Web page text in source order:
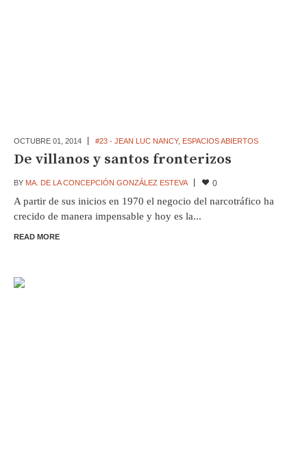
OCTUBRE 01, 2014 #23 - JEAN LUC NANCY, ESPACIOS ABIERTOS
De villanos y santos fronterizos
BY MA. DE LA CONCEPCIÓN GONZÁLEZ ESTEVA 0
A partir de sus inicios en 1970 el negocio del narcotráfico ha
crecido de manera impensable y hoy es la...
READ MORE